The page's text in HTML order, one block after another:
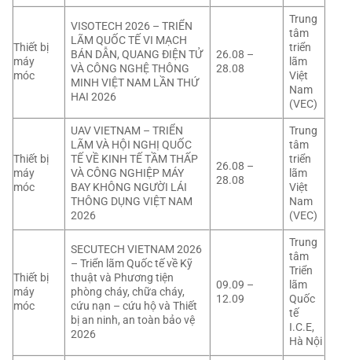
Thiết bị
máy
móc
VISOTECH 2026 – TRIỂN
LÃM QUỐC TẾ VI MẠCH
BÁN DẪN, QUANG ĐIỆN TỬ
VÀ CÔNG NGHỆ THÔNG
MINH VIỆT NAM LẦN THỨ
HAI 2026
26.08 –
28.08
Trung
tâm
triển
lãm
Việt
Nam
(VEC)
Thiết bị
máy
móc
UAV VIETNAM – TRIỂN
LÃM VÀ HỘI NGHỊ QUỐC
TẾ VỀ KINH TẾ TẦM THẤP
VÀ CÔNG NGHIỆP MÁY
BAY KHÔNG NGƯỜI LÁI
THÔNG DỤNG VIỆT NAM
2026
26.08 –
28.08
Trung
tâm
triển
lãm
Việt
Nam
(VEC)
Thiết bị
máy
móc
SECUTECH VIETNAM 2026
– Triển lãm Quốc tế về Kỹ
thuật và Phương tiện
phòng cháy, chữa cháy,
cứu nạn – cứu hộ và Thiết
bị an ninh, an toàn bảo vệ
2026
09.09 –
12.09
Trung
tâm
Triển
lãm
Quốc
tế
I.C.E,
Hà Nội